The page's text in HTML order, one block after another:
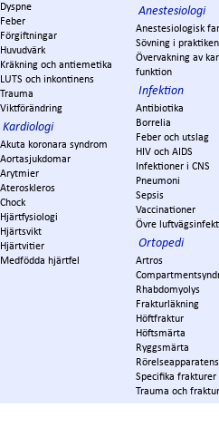
Dyspne
Feber
Förgiftningar
Huvudvärk
Kräkning och antiemetika
LUTS och inkontinens
Trauma
Viktförändring
Kardiologi
Akuta koronara syndrom
Aortasjukdomar
Arytmier
Ateroskleros
Chock
Hjärtfysiologi
Hjärtsvikt
Hjärtvitier
Medfödda hjärtfel
Anestesiologi
Anestesiologisk
Sövning i praktiken
Övervakning av
funktion
Infektion
Antibiotika
Borrelia
Feber och utslag
HIV och AIDS
Infektioner i CNS
Pneumoni
Sepsis
Vaccinationer
Övre
Ortopedi
Artros
Rhabdomyolys
Frakturläkning
Höftfraktur
Höftsmärta
Ryggsmärta
Specifika frakturer
Trauma och